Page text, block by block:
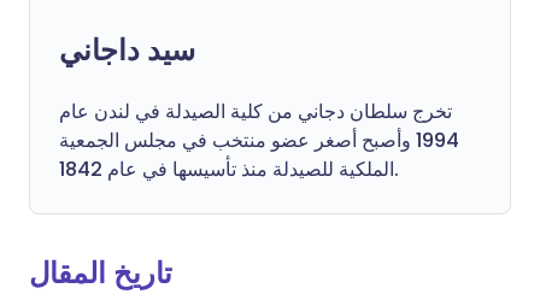
سيد داجاني
تخرج سلطان دجاني من كلية الصيدلة في لندن عام
1994 وأصبح أصغر عضو منتخب في مجلس الجمعية
الملكية للصيدلة منذ تأسيسها في عام 1842.
تاريخ المقال